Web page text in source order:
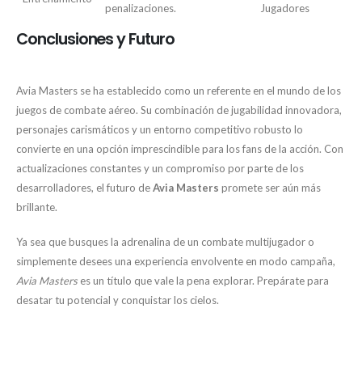
penalizaciones.
Jugadores
Conclusiones y Futuro
Avia Masters se ha establecido como un referente en el mundo de los
juegos de combate aéreo. Su combinación de jugabilidad innovadora,
personajes carismáticos y un entorno competitivo robusto lo
convierte en una opción imprescindible para los fans de la acción. Con
actualizaciones constantes y un compromiso por parte de los
desarrolladores, el futuro deAvia Masters promete ser aún más
brillante.
Ya sea que busques la adrenalina de un combate multijugador o
simplemente desees una experiencia envolvente en modo campaña,
Avia Masters es un título que vale la pena explorar. Prepárate para
desatar tu potencial y conquistar los cielos.